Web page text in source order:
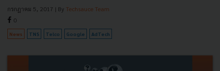
กรกฎาคม 5, 2017 | By Techsauce Team
0
News TNS Telco Google AdTech